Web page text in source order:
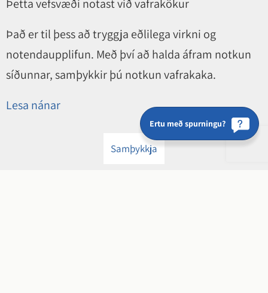
Þetta vefsvæði notast við vafrakökur
Það er til þess að tryggja eðlilega virkni og
notendaupplifun. Með því að halda áfram notkun
síðunnar, samþykkir þú notkun vafrakaka.
Lesa nánar
Samþykkja
Ertu með spurningu?